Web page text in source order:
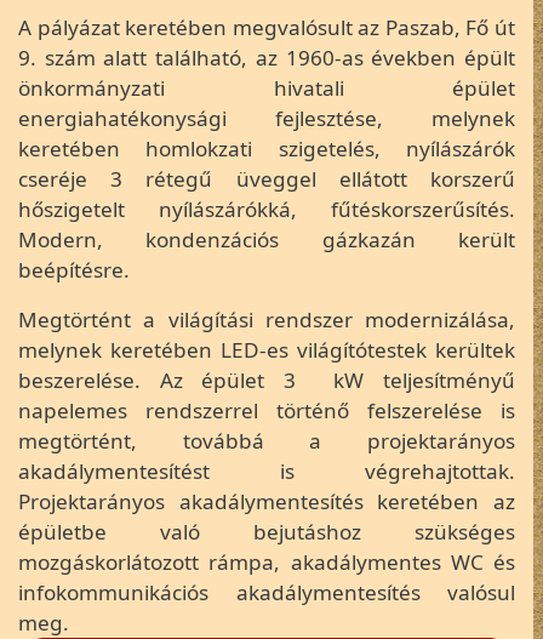
A pályázat keretében megvalósult az Paszab, Fő út
9. szám alatt található, az 1960-as években épült
önkormányzati hivatali épület
energiahatékonysági fejlesztése, melynek
keretében homlokzati szigetelés, nyílászárók
cseréje 3 rétegű üveggel ellátott korszerű
hőszigetelt nyílászárókká, fűtéskorszerűsítés.
Modern, kondenzációs gázkazán került
beépítésre.
Megtörtént a világítási rendszer modernizálása,
melynek keretében LED-es világítótestek kerültek
beszerelése. Az épület 3 kW teljesítményű
napelemes rendszerrel történő felszerelése is
megtörtént, továbbá a projektarányos
akadálymentesítést is végrehajtottak.
Projektarányos akadálymentesítés keretében az
épületbe való bejutáshoz szükséges
mozgáskorlátozott rámpa, akadálymentes WC és
infokommunikációs akadálymentesítés valósul
meg.